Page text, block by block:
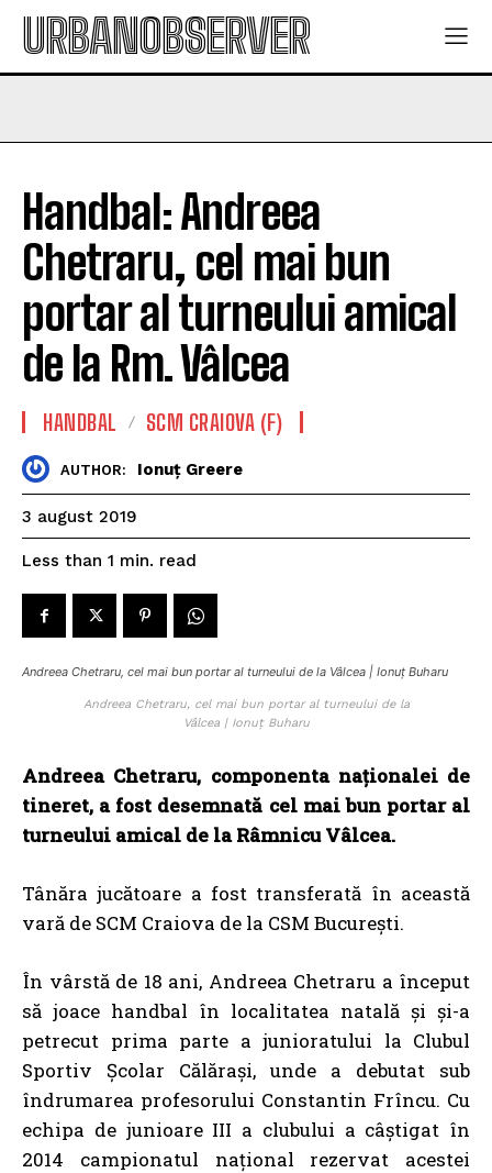
URBANOBSERVER
Handbal: Andreea
Chetraru, cel mai bun
portar al turneului amical
de la Rm. Vâlcea
HANDBAL SCM CRAIOVA (F)
AUTHOR: Ionuț Greere
3 august 2019
Less than 1 min. read
Andreea Chetraru, cel mai bun portar al turneului de la Vâlcea | Ionuț Buharu
Andreea Chetraru, cel mai bun portar al turneului de la
Vâlcea | Ionuț Buharu
Andreea Chetraru, componenta naţionalei de
tineret, a fost desemnată cel mai bun portar al
turneului amical de la Râmnicu Vâlcea.
Tânăra jucătoare a fost transferată în această
vară de SCM Craiova de la CSM București.
În vârstă de 18 ani, Andreea Chetraru a început
să joace handbal în localitatea natală și și-a
petrecut prima parte a junioratului la Clubul
Sportiv Școlar Călărași, unde a debutat sub
îndrumarea profesorului Constantin Frîncu. Cu
echipa de junioare III a clubului a câștigat în
2014 campionatul național rezervat acestei